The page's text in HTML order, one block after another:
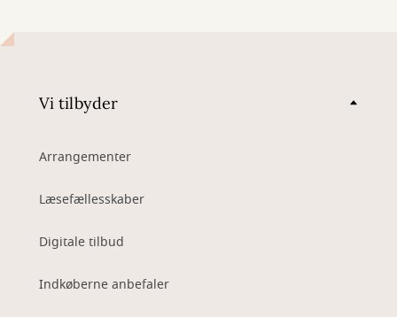
Vi tilbyder
Arrangementer
Læsefællesskaber
Digitale tilbud
Indkøberne anbefaler